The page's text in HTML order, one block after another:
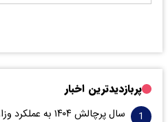
پربازدیدترین اخبار
سال پرچالش